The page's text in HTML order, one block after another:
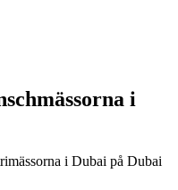
i
i Dubai på Dubai